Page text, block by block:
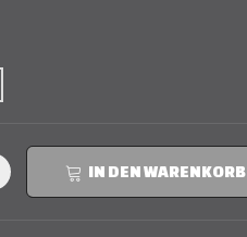
IN DEN WARENKORB